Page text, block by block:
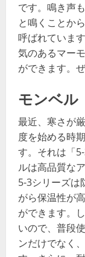
です。鳴き声
と鳴くことか
呼ばれていま
気のあるマー
ができます。
モンベル
最近、寒さが
度を始める時
す。それは「
ルは高品質な
5-3シリーズは
がら保温性が
ができます。
いので、普段
ンだけでなく